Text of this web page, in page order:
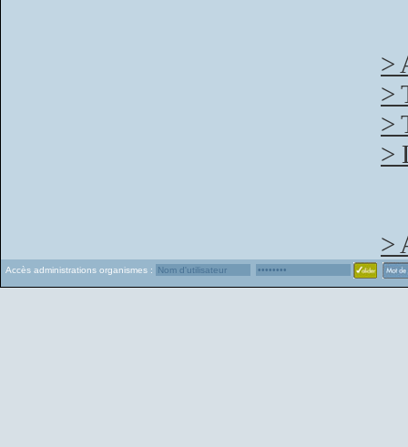
>
>
>
>
>
Accès administrations organismes :